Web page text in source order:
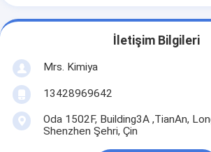
İletişim Bilgileri
Mrs. Kimiya
13428969642
Oda 1502F, Building3A ,TianAn,
Shenzhen Şehri, Çin